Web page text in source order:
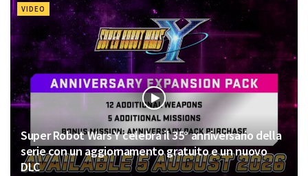
VIDEO
Super Robot Wars Y celebra il 35° anniversario della
serie con un aggiornamento gratuito e un nuovo
DLC